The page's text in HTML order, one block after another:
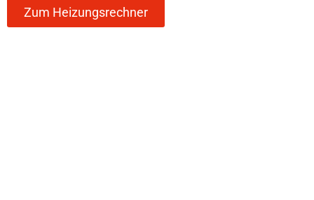
Zum Heizungsrechner